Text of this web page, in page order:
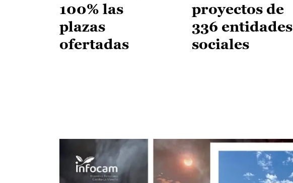
100% las
plazas
ofertadas
proyectos de
336 entidades
sociales